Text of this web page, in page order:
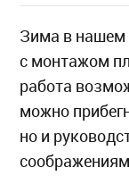
Зима в нашем
с монтажом
работа
можно
но и